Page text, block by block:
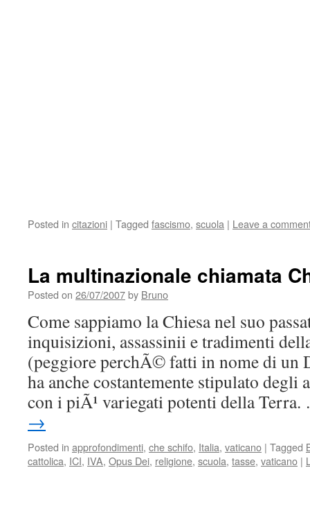
Posted in citazioni | Tagged fascismo, scuola | Leave a
La multinazionale chiamata
Posted on 26/07/2007by Bruno
Come sappiamo la Chiesa nel suo
inquisizioni, assassinii e tradimenti
(peggiore perchÃ© fatti in nome di un
ha anche costantemente stipulato degli
con i piÃ¹ variegati potenti della
→
Posted in approfondimenti, che schifo, Italia, vaticano | Tagged
cattolica, ICI, IVA, Opus Dei, religione, scuola, tasse, vaticano |